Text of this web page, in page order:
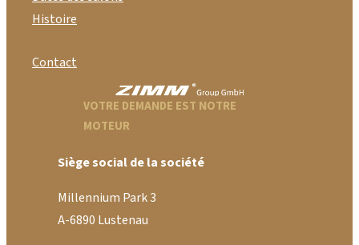
Histoire
Contact
VOTRE DEMANDE EST NOTRE
MOTEUR
Siège social de la société
Millennium Park 3
A-6890 Lustenau